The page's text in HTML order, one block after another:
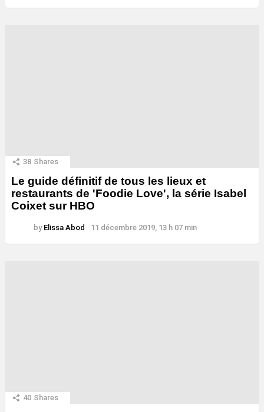
38 Shares
Le guide définitif de tous les lieux et
restaurants de 'Foodie Love', la série Isabel
Coixet sur HBO
by Elissa Abod 11 décembre 2019, 13 h 07 min
40 Shares